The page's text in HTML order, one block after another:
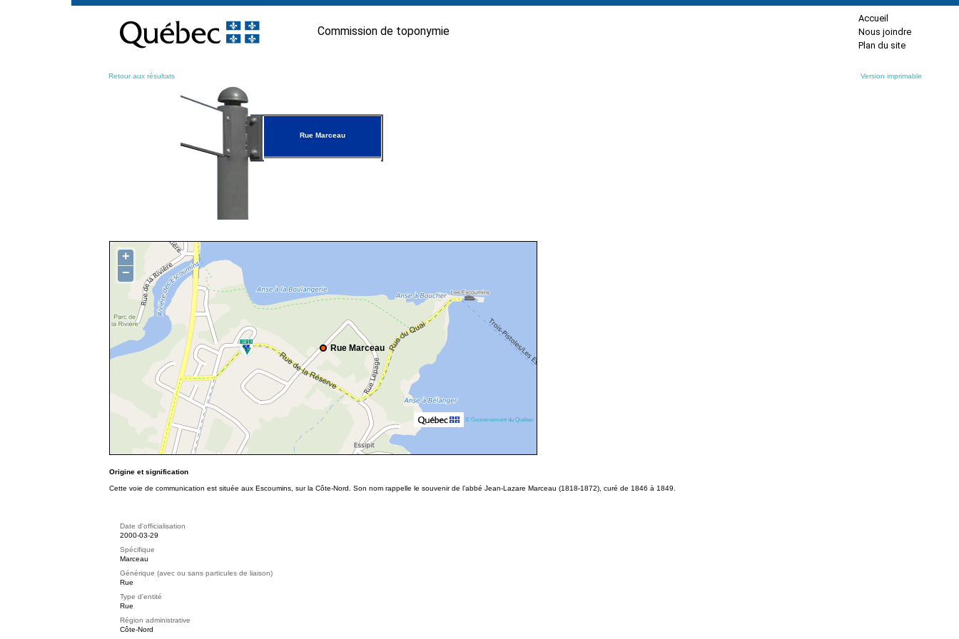
contenu
Commission de toponymie
Accueil
Nous joindre
Plan du site
Retour aux résultats Version imprimable
Rue Marceau
Rue Marceau
+
−
© Gouvernement du Québec
Origine et signification
Cette voie de communication est située aux Escoumins, sur la Côte-Nord. Son nom rappelle le souvenir de l’abbé Jean-Lazare Marceau (1818-1872), curé de 1846 à 1849.
Date d'officialisation
2000-03-29
Spécifique
Marceau
Générique (avec ou sans particules de liaison)
Rue
Type d'entité
Rue
Région administrative
Côte-Nord